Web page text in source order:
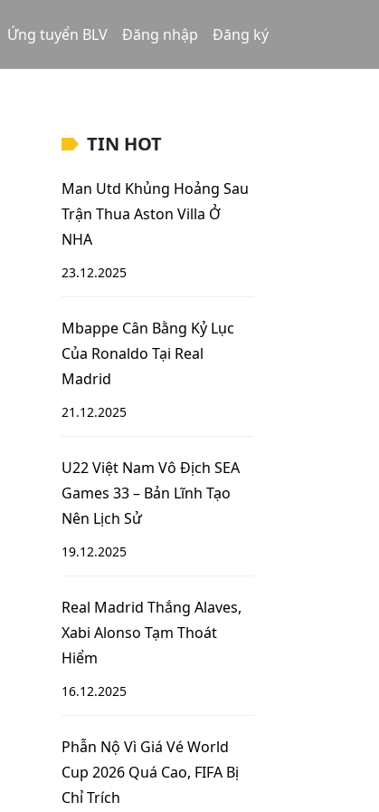
Ứng tuyển BLV Đăng nhập Đăng ký
TIN HOT
Man Utd Khủng Hoảng Sau
Trận Thua Aston Villa Ở
NHA
23.12.2025
Mbappe Cân Bằng Kỷ Lục
Của Ronaldo Tại Real
Madrid
21.12.2025
U22 Việt Nam Vô Địch SEA
Games 33 – Bản Lĩnh Tạo
Nên Lịch Sử
19.12.2025
Real Madrid Thắng Alaves,
Xabi Alonso Tạm Thoát
Hiểm
16.12.2025
Phẫn Nộ Vì Giá Vé World
Cup 2026 Quá Cao, FIFA Bị
Chỉ Trích